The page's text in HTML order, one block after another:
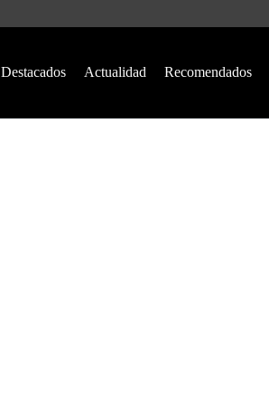
Destacados Actualidad Recomendados